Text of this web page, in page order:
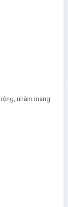
nhằm mang